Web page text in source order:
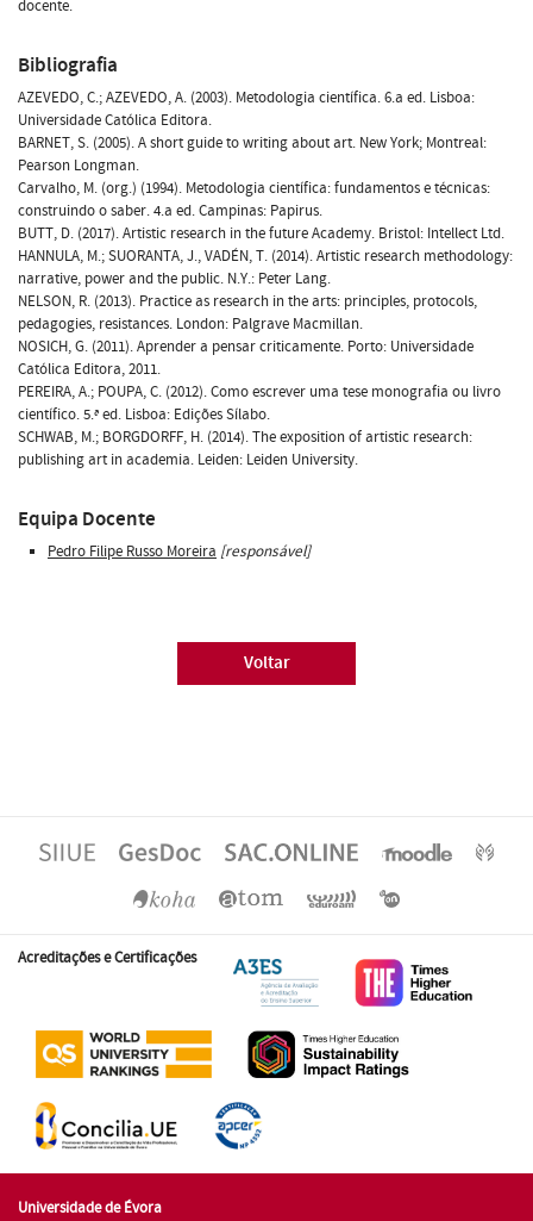
docente.
Bibliografia
AZEVEDO, C.; AZEVEDO, A. (2003). Metodologia científica. 6.a ed. Lisboa:
Universidade Católica Editora.
BARNET, S. (2005). A short guide to writing about art. New York; Montreal:
Pearson Longman.
Carvalho, M. (org.) (1994). Metodologia científica: fundamentos e técnicas:
construindo o saber. 4.a ed. Campinas: Papirus.
BUTT, D. (2017). Artistic research in the future Academy. Bristol: Intellect Ltd.
HANNULA, M.; SUORANTA, J., VADÉN, T. (2014). Artistic research methodology:
narrative, power and the public. N.Y.: Peter Lang.
NELSON, R. (2013). Practice as research in the arts: principles, protocols,
pedagogies, resistances. London: Palgrave Macmillan.
NOSICH, G. (2011). Aprender a pensar criticamente. Porto: Universidade
Católica Editora, 2011.
PEREIRA, A.; POUPA, C. (2012). Como escrever uma tese monografia ou livro
científico. 5.ª ed. Lisboa: Edições Sílabo.
SCHWAB, M.; BORGDORFF, H. (2014). The exposition of artistic research:
publishing art in academia. Leiden: Leiden University.
Equipa Docente
Pedro Filipe Russo Moreira [responsável]
Voltar
Acreditações e Certificações
Universidade de Évora